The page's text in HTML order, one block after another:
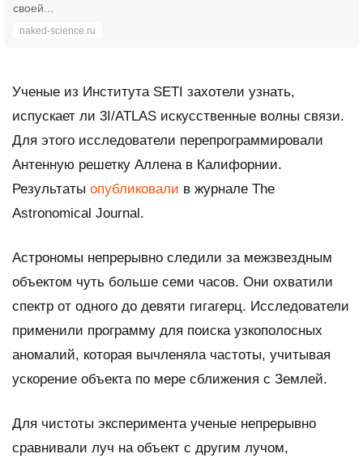
своей...
naked-science.ru
Ученые из Института SETI захотели узнать,
испускает ли 3I/ATLAS искусственные волны связи.
Для этого исследователи перепрограммировали
Антенную решетку Аллена в Калифорнии.
Результаты опубликовали в журнале The
Astronomical Journal.
Астрономы непрерывно следили за межзвездным
объектом чуть больше семи часов. Они охватили
спектр от одного до девяти гигагерц. Исследователи
применили программу для поиска узкополосных
аномалий, которая вычленяла частоты, учитывая
ускорение объекта по мере сближения с Землей.
Для чистоты эксперимента ученые непрерывно
сравнивали луч на объект с другим лучом,